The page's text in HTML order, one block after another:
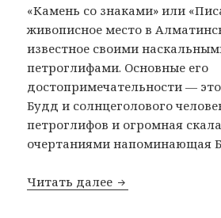
«Камень со знаками» или
живописное место в
известное своими
петроглифами. Основные его
достопримечательности —
Будд и солнцеголового
петроглифов и огромная
очертаниями напоминающая
Читать далее Урочище